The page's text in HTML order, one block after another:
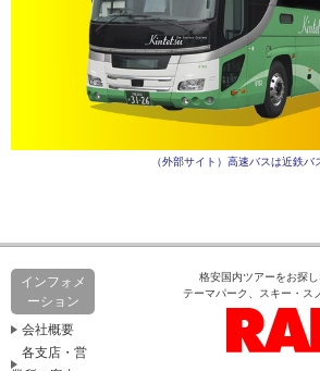
（外部サイト）高速バスは近鉄バ
格安国内ツアーをお探
テーマパーク、スキー・ス
インフォメ
ーション
会社概要
各支店・営